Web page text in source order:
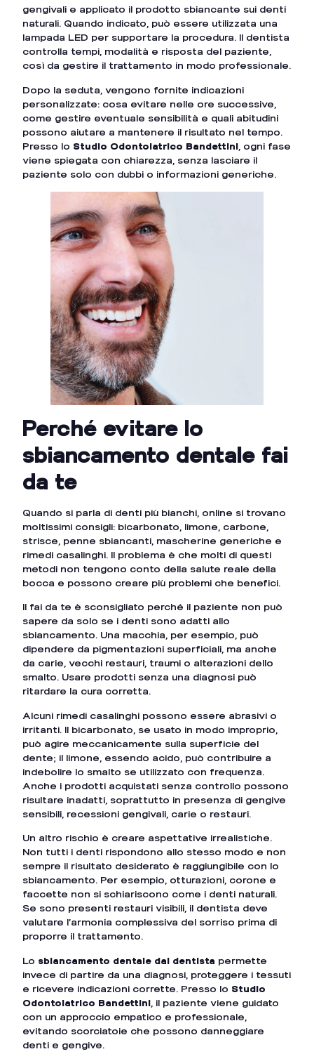
gengivali e applicato il prodotto sbiancante sui denti
naturali. Quando indicato, può essere utilizzata una
lampada LED per supportare la procedura. Il dentista
controlla tempi, modalità e risposta del paziente,
così da gestire il trattamento in modo professionale.
Dopo la seduta, vengono fornite indicazioni
personalizzate: cosa evitare nelle ore successive,
come gestire eventuale sensibilità e quali abitudini
possono aiutare a mantenere il risultato nel tempo.
Presso lo Studio Odontoiatrico Bandettini, ogni fase
viene spiegata con chiarezza, senza lasciare il
paziente solo con dubbi o informazioni generiche.
Perché evitare lo
sbiancamento dentale fai
da te
Quando si parla di denti più bianchi, online si trovano
moltissimi consigli: bicarbonato, limone, carbone,
strisce, penne sbiancanti, mascherine generiche e
rimedi casalinghi. Il problema è che molti di questi
metodi non tengono conto della salute reale della
bocca e possono creare più problemi che benefici.
Il fai da te è sconsigliato perché il paziente non può
sapere da solo se i denti sono adatti allo
sbiancamento. Una macchia, per esempio, può
dipendere da pigmentazioni superficiali, ma anche
da carie, vecchi restauri, traumi o alterazioni dello
smalto. Usare prodotti senza una diagnosi può
ritardare la cura corretta.
Alcuni rimedi casalinghi possono essere abrasivi o
irritanti. Il bicarbonato, se usato in modo improprio,
può agire meccanicamente sulla superficie del
dente; il limone, essendo acido, può contribuire a
indebolire lo smalto se utilizzato con frequenza.
Anche i prodotti acquistati senza controllo possono
risultare inadatti, soprattutto in presenza di gengive
sensibili, recessioni gengivali, carie o restauri.
Un altro rischio è creare aspettative irrealistiche.
Non tutti i denti rispondono allo stesso modo e non
sempre il risultato desiderato è raggiungibile con lo
sbiancamento. Per esempio, otturazioni, corone e
faccette non si schiariscono come i denti naturali.
Se sono presenti restauri visibili, il dentista deve
valutare l’armonia complessiva del sorriso prima di
proporre il trattamento.
Lo sbiancamento dentale dal dentista permette
invece di partire da una diagnosi, proteggere i tessuti
e ricevere indicazioni corrette. Presso lo Studio
Odontoiatrico Bandettini, il paziente viene guidato
con un approccio empatico e professionale,
evitando scorciatoie che possono danneggiare
denti e gengive.